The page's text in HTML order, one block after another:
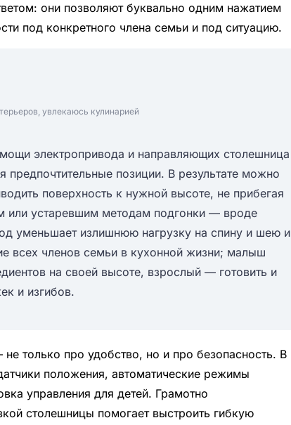
они позволяют буквально одним нажатием
под конкретного члена семьи и под ситуацию.
увлекаюсь кулинарией
электропривода и направляющих столешница
предпочтительные позиции. В результате можно
поверхность к нужной высоте, не прибегая
или устаревшим методам подгонки — вроде
уменьшает излишнюю нагрузку на спину и шею и
всех членов семьи в кухонной жизни; малыш
на своей высоте, взрослый — готовить и
и изгибов.
только про удобство, но и про безопасность. В
положения, автоматические режимы
управления для детей. Грамотно
столешницы помогает выстроить гибкую